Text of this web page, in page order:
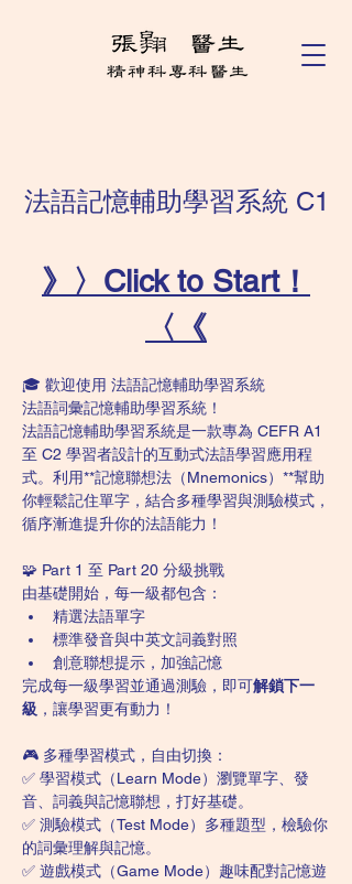
法語記憶輔助學習系統 C1
》〉Click to Start！
〈《
🎓 歡迎使用 法語記憶輔助學習系統
法語詞彙記憶輔助學習系統！
法語記憶輔助學習系統是一款專為 CEFR A1
至 C2 學習者設計的互動式法語學習應用程
式。利用**記憶聯想法（Mnemonics）**幫助
你輕鬆記住單字，結合多種學習與測驗模式，
循序漸進提升你的法語能力！
🧩 Part 1 至 Part 20 分級挑戰
由基礎開始，每一級都包含：
精選法語單字
標準發音與中英文詞義對照
創意聯想提示，加強記憶
完成每一級學習並通過測驗，即可解鎖下一
級 ，讓學習更有動力！
🎮 多種學習模式，自由切換：
✅ 學習模式（Learn Mode）瀏覽單字、發
音、詞義與記憶聯想，打好基礎。
✅ 測驗模式（Test Mode）多種題型，檢驗你
的詞彙理解與記憶。
✅ 遊戲模式（Game Mode）趣味配對記憶遊